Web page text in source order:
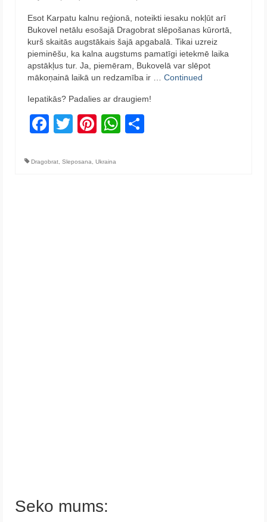
Esot Karpatu kalnu reģionā, noteikti iesaku nokļūt arī
Bukovel netālu esošajā Dragobrat slēpošanas kūrortā,
kurš skaitās augstākais šajā apgabalā. Tikai uzreiz
pieminēšu, ka kalna augstums pamatīgi ietekmē laika
apstākļus tur. Ja, piemēram, Bukovelā var slēpot
mākoņainā laikā un redzamība ir … Continued
Iepatikās? Padalies ar draugiem!
Facebook
TwitterPinterest
WhatsApp
Dragobrat Sleposana Ukraina
Seko mums: